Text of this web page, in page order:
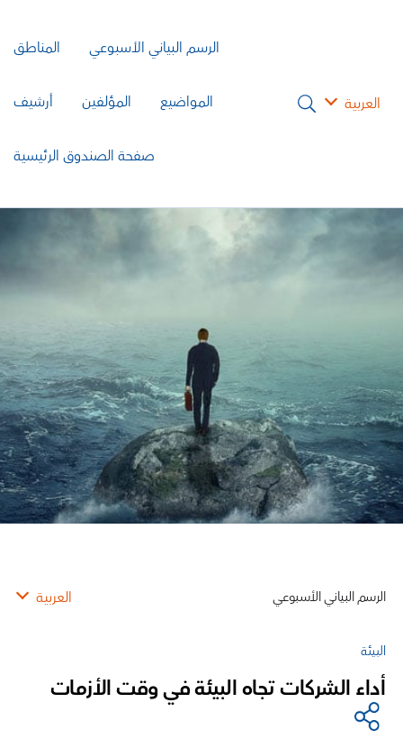
العربية
الرسم البياني الأسبوعي المناطق
المواضيع المؤلفين أرشيف
صفحة الصندوق الرئيسية
الرسم البياني الأسبوعي العربية
البيئة
أداء الشركات تجاه البيئة في وقت الأزمات